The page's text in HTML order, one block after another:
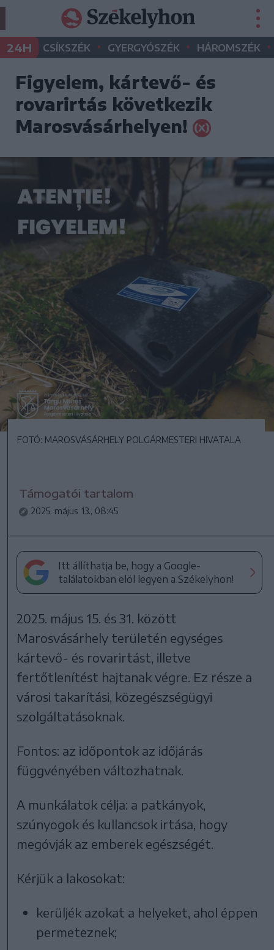
24H CSÍKSZÉK • GYERGYÓSZÉK • HÁROMSZÉK •
Figyelem, kártevő- és
rovarirtás következik
Marosvásárhelyen!
FOTÓ: MAROSVÁSÁRHELY POLGÁRMESTERI HIVATALA
Támogatói tartalom
2025. május 13., 08:45
Itt állíthatja be, hogy a Google-
találatokban elöl legyen a Székelyhon!
2025. május 15. és 31. között
Marosvásárhely területén egységes
kártevő- és rovarirtást, illetve
fertőtlenítést hajtanak végre. Ez része a
városi takarítási, közegészségügyi
szolgáltatásoknak.
Fontos: az időpontok az időjárás
függvényében változhatnak.
A munkálatok célja: a patkányok,
szúnyogok és kullancsok irtása, hogy
megóvják az emberek egészségét.
Kérjük a lakosokat:
kerüljék azokat a helyeket, ahol éppen
permeteznek;